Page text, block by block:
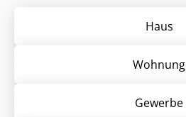
Haus
Wohnung
Gewerbe